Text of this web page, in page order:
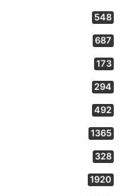
548
687
173
294
492
1365
328
1920